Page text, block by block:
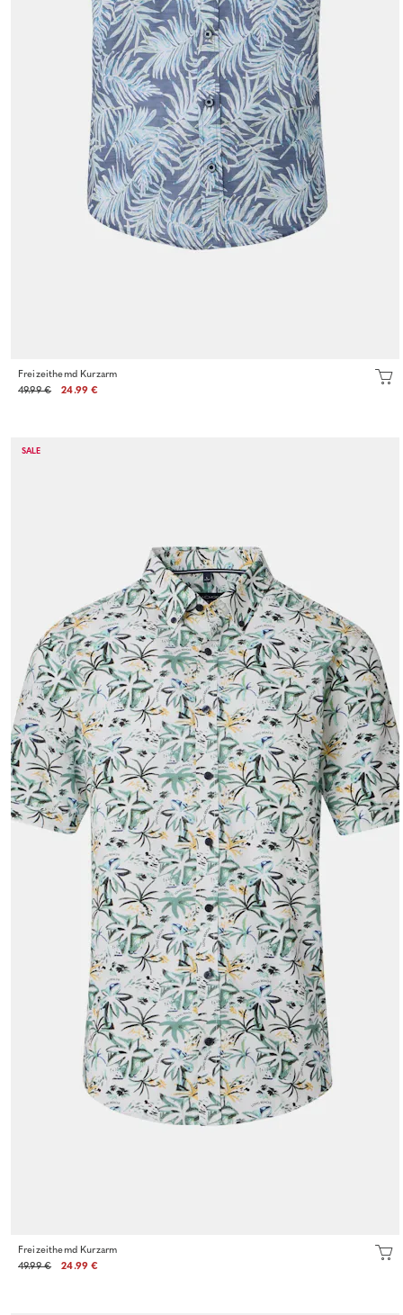
Freizeithemd Kurzarm
49.99 €
24.99 €
SALE
Freizeithemd Kurzarm
49.99 €
24.99 €